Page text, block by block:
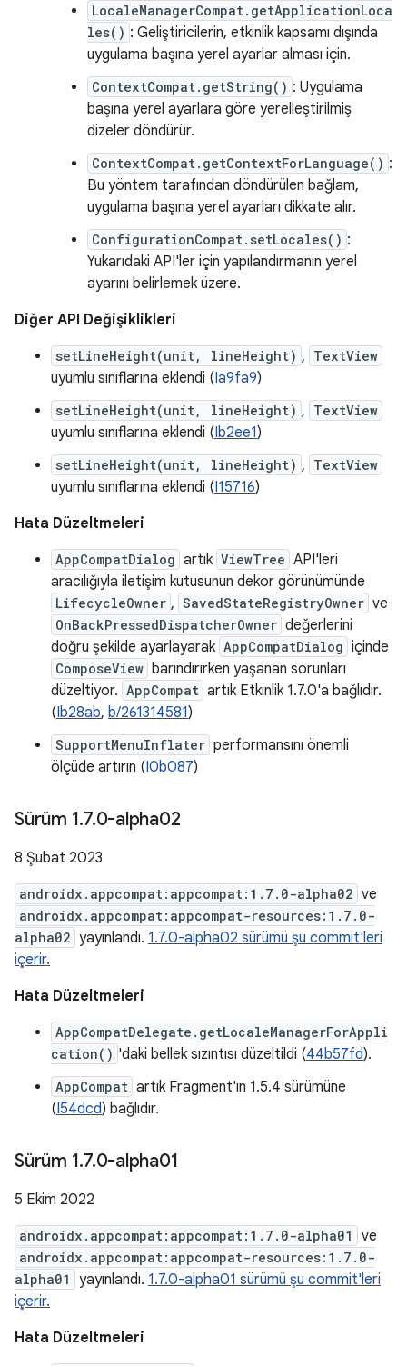
LocaleManagerCompat.getApplicationLoca
les() : Geliştiricilerin, etkinlik kapsamı dışında
uygulama başına yerel ayarlar alması için.
ContextCompat.getString() : Uygulama
başına yerel ayarlara göre yerelleştirilmiş
dizeler döndürür.
ContextCompat.getContextForLanguage() :
Bu yöntem tarafından döndürülen bağlam,
uygulama başına yerel ayarları dikkate alır.
ConfigurationCompat.setLocales() :
Yukarıdaki API'ler için yapılandırmanın yerel
ayarını belirlemek üzere.
Diğer API Değişiklikleri
setLineHeight(unit, lineHeight) , TextView
uyumlu sınıflarına eklendi (Ia9fa9)
setLineHeight(unit, lineHeight) , TextView
uyumlu sınıflarına eklendi (Ib2ee1)
setLineHeight(unit, lineHeight) , TextView
uyumlu sınıflarına eklendi (I15716)
Hata Düzeltmeleri
AppCompatDialog artık ViewTree API'leri
aracılığıyla iletişim kutusunun dekor görünümünde
LifecycleOwner , SavedStateRegistryOwner ve
OnBackPressedDispatcherOwner değerlerini
doğru şekilde ayarlayarak AppCompatDialog içinde
ComposeView barındırırken yaşanan sorunları
düzeltiyor. AppCompat artık Etkinlik 1.7.0'a bağlıdır.
(Ib28ab, b/261314581)
SupportMenuInflater performansını önemli
ölçüde artırın (I0b087)
Sürüm 1.7.0-alpha02
8 Şubat 2023
androidx.appcompat:appcompat:1.7.0-alpha02 ve
androidx.appcompat:appcompat-resources:1.7.0-
alpha02 yayınlandı. 1.7.0-alpha02 sürümü şu commit'leri
içerir.
Hata Düzeltmeleri
AppCompatDelegate.getLocaleManagerForAppli
cation() 'daki bellek sızıntısı düzeltildi (44b57fd).
AppCompat artık Fragment'ın 1.5.4 sürümüne
(I54dcd) bağlıdır.
Sürüm 1.7.0-alpha01
5 Ekim 2022
androidx.appcompat:appcompat:1.7.0-alpha01 ve
androidx.appcompat:appcompat-resources:1.7.0-
alpha01
yayınlandı. 1.7.0-alpha01 sürümü şu commit'leri
içerir.
Hata Düzeltmeleri